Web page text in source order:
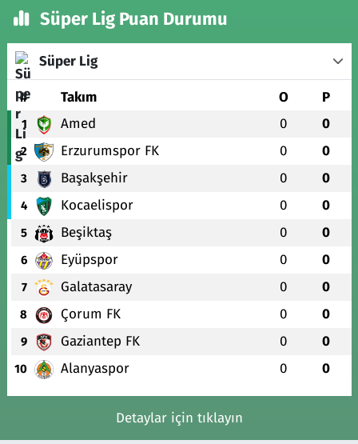
Süper Lig Puan Durumu
Süper Lig
# Takım O P
1 Amed 0 0
2 Erzurumspor FK 0 0
3 Başakşehir 0 0
4 Kocaelispor 0 0
5 Beşiktaş 0 0
6 Eyüpspor 0 0
7 Galatasaray 0 0
8 Çorum FK 0 0
9 Gaziantep FK 0 0
10 Alanyaspor 0 0
Detaylar için tıklayın